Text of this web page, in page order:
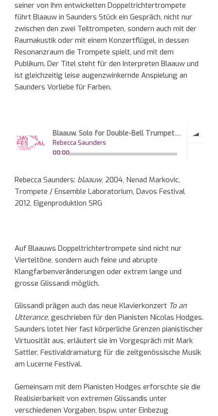
seiner von ihm entwickelten Doppeltrichtertrompete
führt Blaauw in Saunders Stück ein Gespräch, nicht nur
zwischen den zwei Teiltrompeten, sondern auch mit der
Raumakustik oder mit einem Konzertflügel, in dessen
Resonanzraum die Trompete spielt, und mit dem
Publikum. Der Titel steht für den Interpreten Blaauw und
ist gleichzeitig leise augenzwinkernde Anspielung an
Saunders Vorliebe für Farben.
Rebecca Saunders: blaauw, 2004, Nenad Markovic,
Trompete / Ensemble Laboratorium, Davos Festival
2012, Eigenproduktion SRG
Auf Blaauws Doppeltrichtertrompete sind nicht nur
Vierteltöne, sondern auch feine und abrupte
Klangfarbenveränderungen oder extrem lange und
grosse Glissandi möglich.
Glissandi prägen auch das neue Klavierkonzert To an
Utterance, geschrieben für den Pianisten Nicolas Hodges.
Saunders lotet hier fast körperliche Grenzen pianistischer
Virtuosität aus, erläutert sie im Vorgespräch mit Mark
Sattler, Festivaldramaturg für die zeitgenössische Musik
am Lucerne Festival.
Gemeinsam mit dem Pianisten Hodges erforschte sie die
Realisierbarkeit von extremen Glissandis unter
verschiedenen Vorgaben, bspw. unter Einbezug